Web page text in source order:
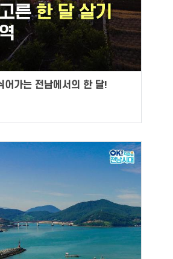
어가는 전남에서의 한 달!